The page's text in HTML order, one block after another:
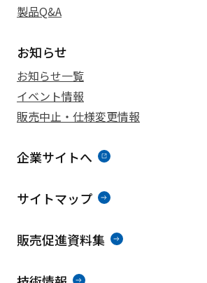
製品Q&A
お知らせ
お知らせ一覧
イベント情報
販売中止・仕様変更情報
企業サイトへ
サイトマップ
販売促進資料集